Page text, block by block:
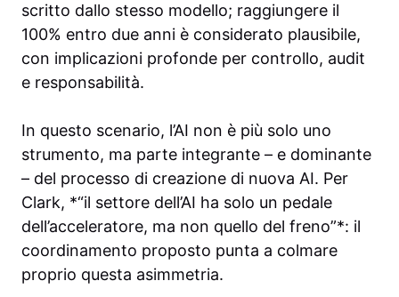
scritto dallo stesso modello; raggiungere il
100% entro due anni è considerato plausibile,
con implicazioni profonde per controllo, audit
e responsabilità.
In questo scenario, l’AI non è più solo uno
strumento, ma parte integrante – e dominante
– del processo di creazione di nuova AI. Per
Clark, *“il settore dell’AI ha solo un pedale
dell’acceleratore, ma non quello del freno”*: il
coordinamento proposto punta a colmare
proprio questa asimmetria.